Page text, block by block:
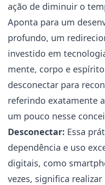
ação de diminuir o
Aponta para um
profundo, um
investido em
mente, corpo e
desconectar para
referindo exatamente
um pouco nesse
Desconectar: Essa
dependência e uso
digitais, como
vezes, significa